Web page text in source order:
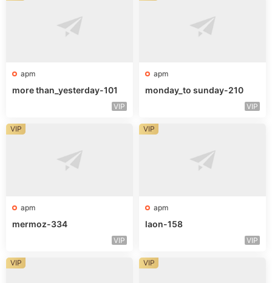
apm
more than_yesterday-101
VIP
apm
monday_to sunday-210
VIP
apm
mermoz-334
VIP
VIP
apm
laon-158
VIP
VIP
VIP VIP